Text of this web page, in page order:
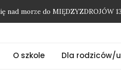
nad morze do MIĘDZYZDROJÓW
O szkole Dla rodziców/